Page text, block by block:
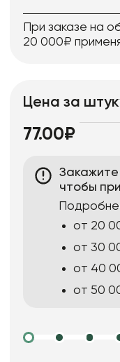
При заказе на
20 000₽
Цена за
77.00₽
чтобы
от 20
от 30
от 40
от 50